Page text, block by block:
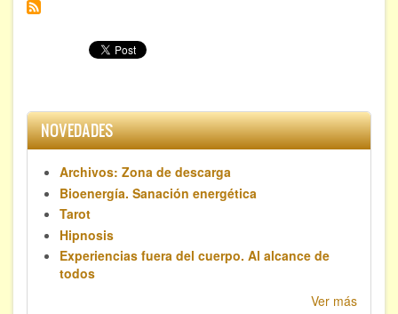
NOVEDADES
Archivos: Zona de descarga
Bioenergía. Sanación energética
Tarot
Hipnosis
Experiencias fuera del cuerpo. Al alcance de
todos
Ver más